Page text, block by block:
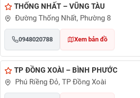
THỐNG NHẤT – VŨNG TÀU
Đường Thống Nhất, Phường 8
0948020788 Xem bản đồ
TP ĐỒNG XOÀI – BÌNH PHƯỚC
Phú Riềng Đỏ, TP Đồng Xoài